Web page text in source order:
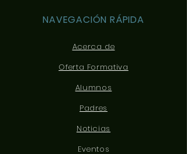
NAVEGACIÓN RÁPIDA
Acerca de
Oferta Formativa
Alumnos
Padres
Noticias
Eventos